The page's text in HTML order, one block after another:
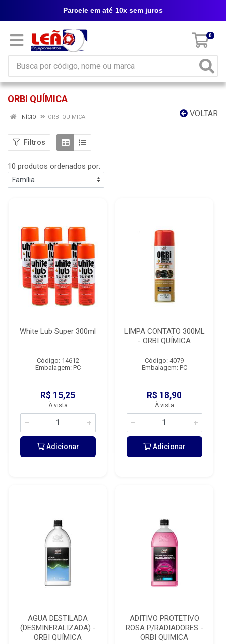
0
Parcele em até 10x sem juros
ORBI QUÍMICA
VOLTAR
INÍCIO ORBI QUÍMICA
Filtros
10 produtos ordenados por:
White Lub Super 300ml
Código: 14612
Embalagem: PC
R$ 15,25
À vista
Adicionar
LIMPA CONTATO 300ML
- ORBI QUÍMICA
Código: 4079
Embalagem: PC
R$ 18,90
À vista
Adicionar
AGUA DESTILADA
(DESMINERALIZADA) -
ORBI QUÍMICA
ADITIVO PROTETIVO
ROSA P/RADIADORES -
ORBI QUIMICA